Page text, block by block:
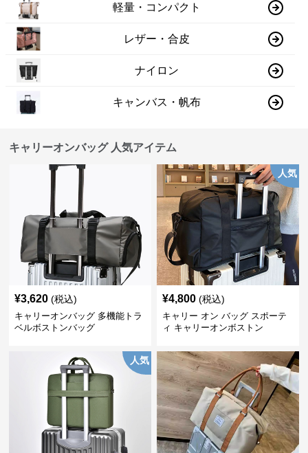
軽量・コンパクト
レザー・合皮
ナイロン
キャンバス・帆布
キャリーオンバッグ 人気アイテム
¥3,620 (税込)
キャリーオンバッグ 多機能トラ
ベルボストンバッグ
人気
¥4,800 (税込)
キャリー オン バッグ スポーテ
ィ キャリーオンボストン
人気